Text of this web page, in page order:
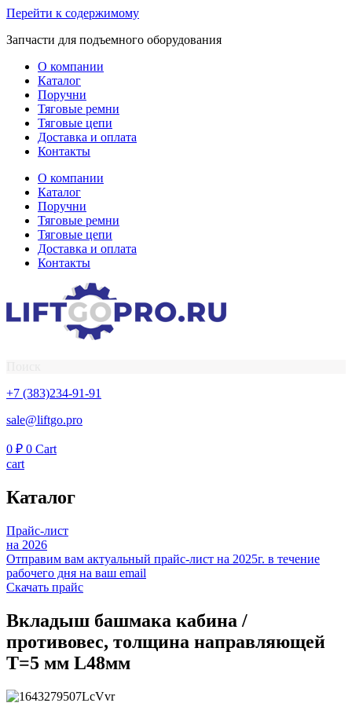
Перейти к содержимому
Запчасти для подъемного оборудования
О компании
Каталог
Поручни
Тяговые ремни
Тяговые цепи
Доставка и оплата
Контакты
О компании
Каталог
Поручни
Тяговые ремни
Тяговые цепи
Доставка и оплата
Контакты
+7 (383)234-91-91
sale@liftgo.pro
0 ₽ 0 Cart
cart
Каталог
Прайс-лист
на 2026
Отправим вам актуальный прайс-лист на 2025г. в течение
рабочего дня на ваш email
Скачать прайс
Вкладыш башмака кабина /
противовес, толщина направляющей
T=5 мм L48мм